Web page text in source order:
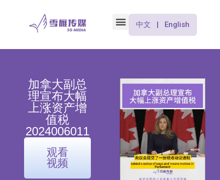
中文 | English
加拿大副总
理宣布大幅
上涨资产增
值税
2024006011
观看
视频